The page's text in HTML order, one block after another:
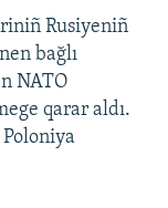
Rusiyeniñ
bağlı
NATO
qarar aldı.